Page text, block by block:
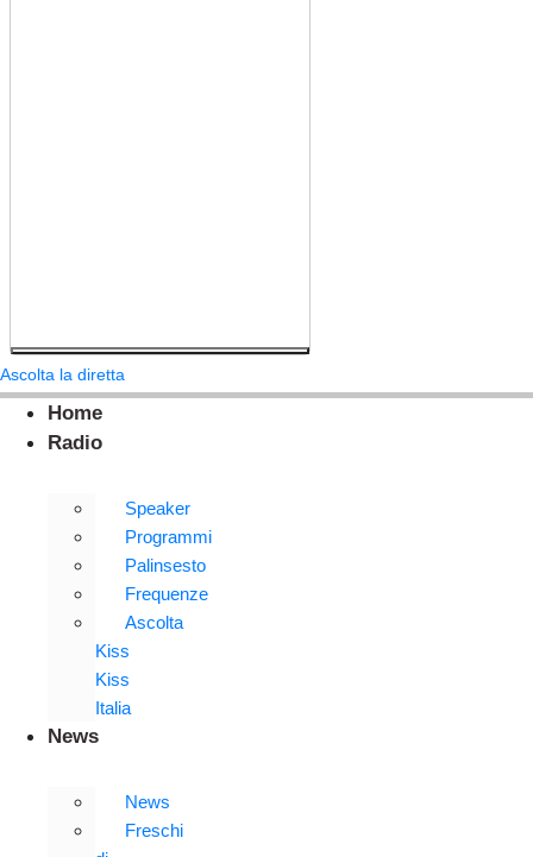
Ascolta la diretta
Home
Radio
Speaker
Programmi
Palinsesto
Frequenze
Ascolta
Kiss
Kiss
Italia
News
News
Freschi